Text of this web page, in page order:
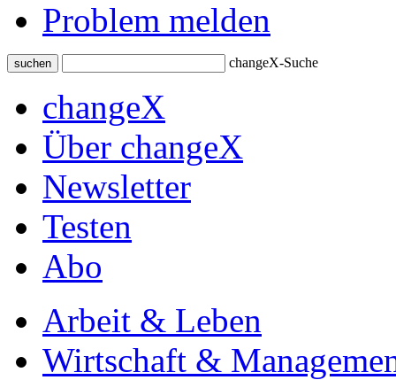
Problem melden
suchen changeX-Suche
changeX
Über changeX
Newsletter
Testen
Abo
Arbeit & Leben
Wirtschaft &